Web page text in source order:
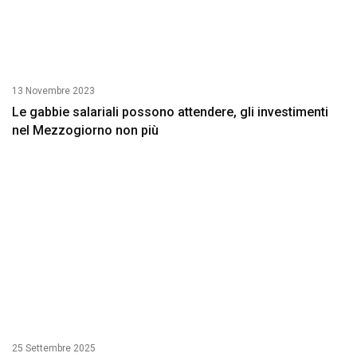
13 Novembre 2023
Le gabbie salariali possono attendere, gli investimenti
nel Mezzogiorno non più
25 Settembre 2025